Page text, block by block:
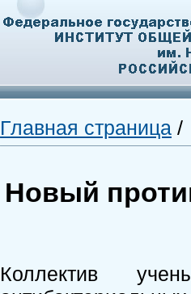
Главная страница /
Новый
Коллектив